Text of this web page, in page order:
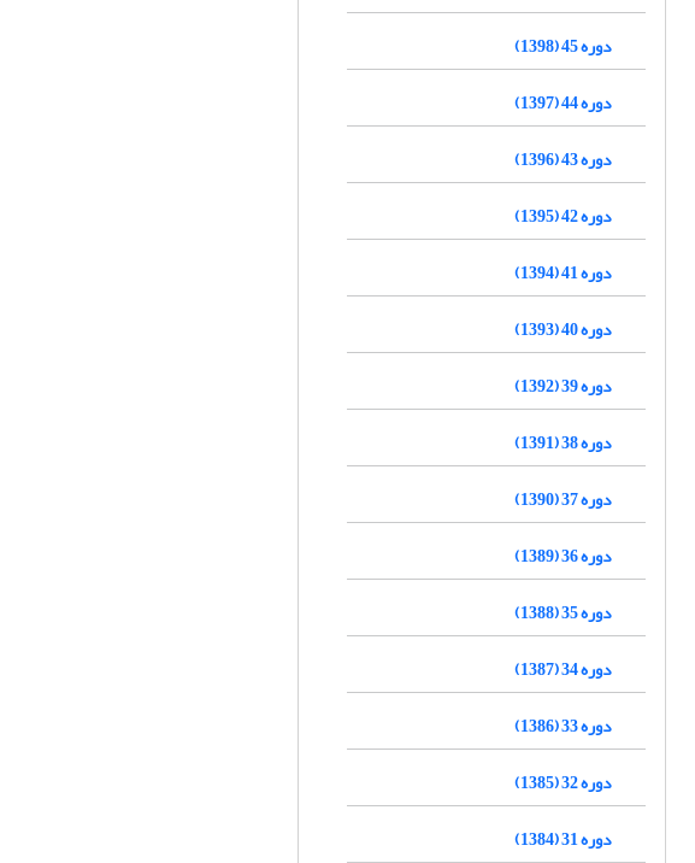
دوره 45 (1398)
دوره 44 (1397)
دوره 43 (1396)
دوره 42 (1395)
دوره 41 (1394)
دوره 40 (1393)
دوره 39 (1392)
دوره 38 (1391)
دوره 37 (1390)
دوره 36 (1389)
دوره 35 (1388)
دوره 34 (1387)
دوره 33 (1386)
دوره 32 (1385)
دوره 31 (1384)